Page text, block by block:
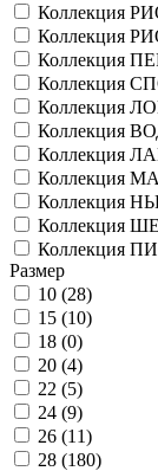
Коллекция
Коллекция
Коллекция
Коллекция
Коллекция
Коллекция
Коллекция
Коллекция
Коллекция
Коллекция
Коллекция
Размер
10 (28)
15 (10)
18 (0)
20 (4)
22 (5)
24 (9)
26 (11)
28 (180)